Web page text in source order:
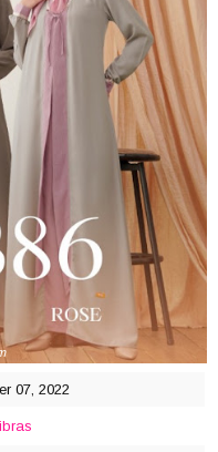
07, 2022